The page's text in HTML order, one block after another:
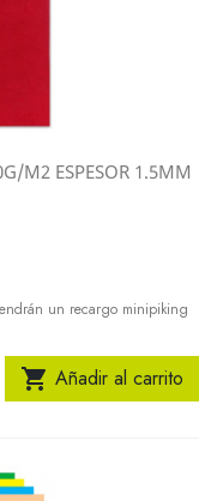
M2 ESPESOR 1.5MM
un recargo minipiking
 Añadir al carrito